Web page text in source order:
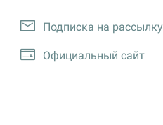
Подписка на рассылку
Официальный сайт